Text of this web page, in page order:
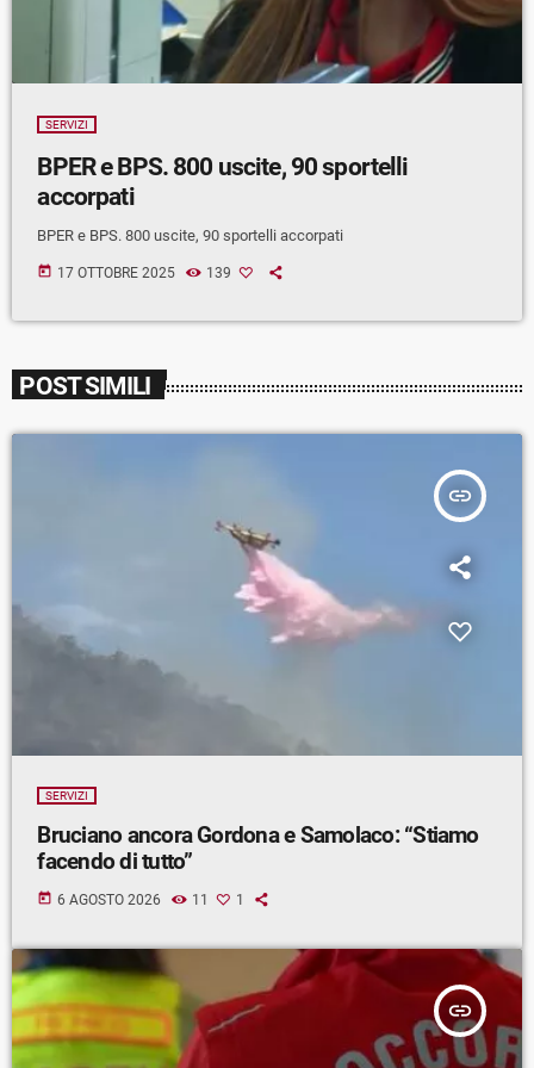
SERVIZI
BPER e BPS. 800 uscite, 90 sportelli
accorpati
BPER e BPS. 800 uscite, 90 sportelli accorpati
today 17 OTTOBRE 2025 139
POST SIMILI
insert_link
SERVIZI
Bruciano ancora Gordona e Samolaco: “Stiamo
facendo di tutto”
today 6 AGOSTO 2026 11 1
insert_link